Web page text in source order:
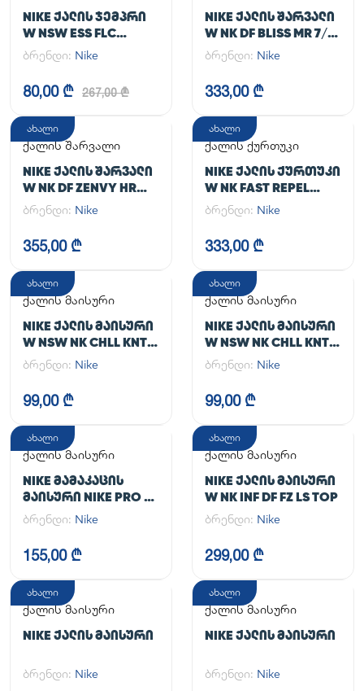
NIKE ᲥᲐᲚᲘᲡ ᲯᲔᲛᲞᲠᲘ
W NSW ESS FLC
HOODIE CLCTN RE
ბრენდი: Nike
80,00 ₾ 267,00 ₾
NIKE ᲥᲐᲚᲘᲡ ᲨᲐᲠᲕᲐᲚᲘ
W NK DF BLISS MR 7/8
JOGGER
ბრენდი: Nike
333,00 ₾
ახალი
ქალის შარვალი
NIKE ᲥᲐᲚᲘᲡ ᲨᲐᲠᲕᲐᲚᲘ
W NK DF ZENVY HR
TGHT
ბრენდი: Nike
355,00 ₾
ახალი
ქალის ქურთუკი
NIKE ᲥᲐᲚᲘᲡ ᲥᲣᲠᲗᲣᲙᲘ
W NK FAST REPEL
JACKET
ბრენდი: Nike
333,00 ₾
ახალი
ქალის მაისური
NIKE ᲥᲐᲚᲘᲡ ᲛᲐᲘᲡᲣᲠᲘ
W NSW NK CHLL KNT
MD CRP
ბრენდი: Nike
99,00 ₾
ახალი
ქალის მაისური
NIKE ᲥᲐᲚᲘᲡ ᲛᲐᲘᲡᲣᲠᲘ
W NSW NK CHLL KNT
MD CRP
ბრენდი: Nike
99,00 ₾
ახალი
ქალის მაისური
NIKE ᲛᲐᲛᲐᲙᲐᲪᲘᲡ
ᲛᲐᲘᲡᲣᲠᲘ NIKE PRO DF
365 CROP LS
ბრენდი: Nike
155,00 ₾
ახალი
ქალის მაისური
NIKE ᲥᲐᲚᲘᲡ ᲛᲐᲘᲡᲣᲠᲘ
W NK INF DF FZ LS TOP
ბრენდი: Nike
299,00 ₾
ახალი
ქალის მაისური
NIKE ᲥᲐᲚᲘᲡ ᲛᲐᲘᲡᲣᲠᲘ
ბრენდი: Nike
ახალი
ქალის მაისური
NIKE ᲥᲐᲚᲘᲡ ᲛᲐᲘᲡᲣᲠᲘ
ბრენდი: Nike